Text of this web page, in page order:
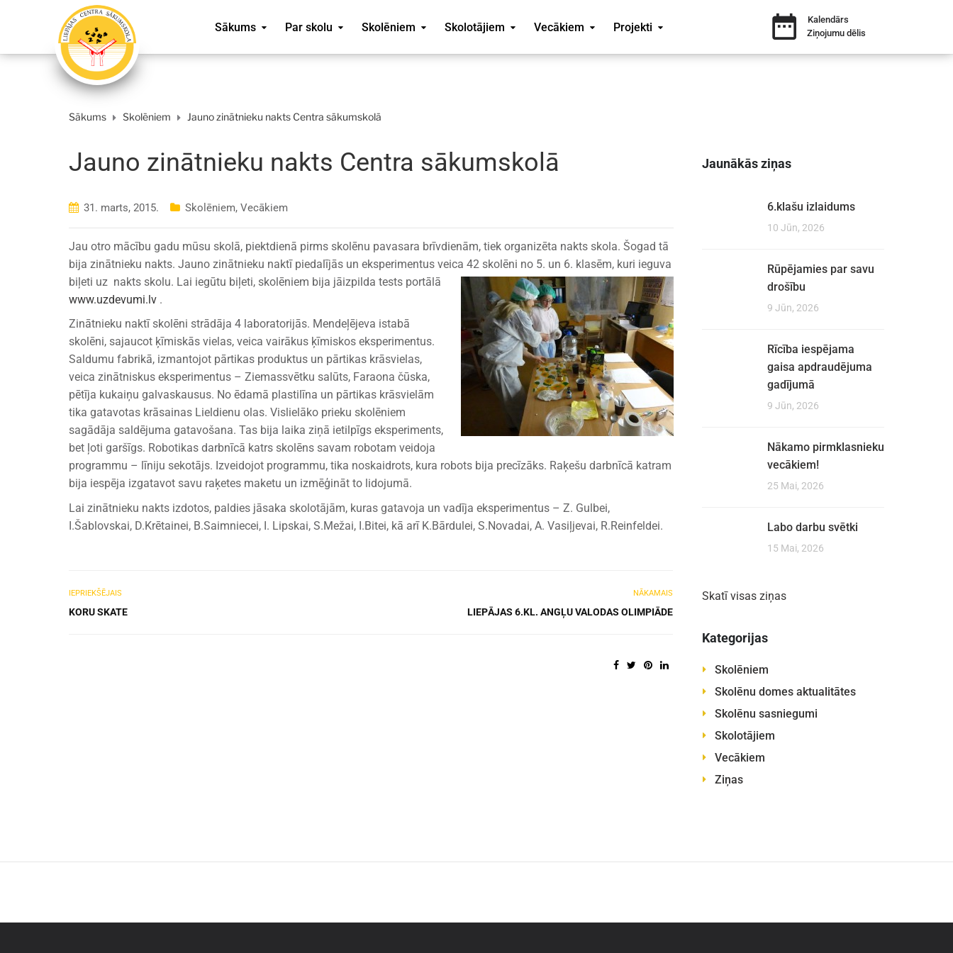
Sākums Par skolu Skolēniem Skolotājiem Vecākiem Projekti
Kalendārs
Ziņojumu dēlis
Sākums Skolēniem Jauno zinātnieku nakts Centra sākumskolā
Jauno zinātnieku nakts Centra sākumskolā
31. marts, 2015. Skolēniem, Vecākiem
Jau otro mācību gadu mūsu skolā, piektdienā pirms skolēnu pavasara brīvdienām, tiek organizēta nakts skola. Šogad tā
bija zinātnieku nakts. Jauno zinātnieku naktī piedalījās un eksperimentus veica 42 skolēni no 5. un 6. klasēm, kuri ieguva
biļeti uz nakts skolu. Lai iegūtu biļeti, skolēniem bija jāizpilda tests portālā
www.uzdevumi.lv .
Zinātnieku naktī skolēni strādāja 4 laboratorijās. Mendeļējeva istabā
skolēni, sajaucot ķīmiskās vielas, veica vairākus ķīmiskos eksperimentus.
Saldumu fabrikā, izmantojot pārtikas produktus un pārtikas krāsvielas,
veica zinātniskus eksperimentus – Ziemassvētku salūts, Faraona čūska,
pētīja kukaiņu galvaskausus. No ēdamā plastilīna un pārtikas krāsvielām
tika gatavotas krāsainas Lieldienu olas. Vislielāko prieku skolēniem
sagādāja saldējuma gatavošana. Tas bija laika ziņā ietilpīgs eksperiments,
bet ļoti garšīgs. Robotikas darbnīcā katrs skolēns savam robotam veidoja
programmu – līniju sekotājs. Izveidojot programmu, tika noskaidrots, kura robots bija precīzāks. Raķešu darbnīcā katram
bija iespēja izgatavot savu raķetes maketu un izmēģināt to lidojumā.
Lai zinātnieku nakts izdotos, paldies jāsaka skolotājām, kuras gatavoja un vadīja eksperimentus – Z. Gulbei,
I.Šablovskai, D.Krētainei, B.Saimniecei, I. Lipskai, S.Mežai, I.Bitei, kā arī K.Bārdulei, S.Novadai, A. Vasiļjevai, R.Reinfeldei.
IEPRIEKŠĒJAIS
KORU SKATE
NĀKAMAIS
LIEPĀJAS 6.KL. ANGĻU VALODAS OLIMPIĀDE
Jaunākās ziņas
6.klašu izlaidums
10 Jūn, 2026
Rūpējamies par savu
drošību
9 Jūn, 2026
Rīcība iespējama
gaisa apdraudējuma
gadījumā
9 Jūn, 2026
Nākamo pirmklasnieku
vecākiem!
25 Mai, 2026
Labo darbu svētki
15 Mai, 2026
Skatī visas ziņas
Kategorijas
Skolēniem
Skolēnu domes aktualitātes
Skolēnu sasniegumi
Skolotājiem
Vecākiem
Ziņas